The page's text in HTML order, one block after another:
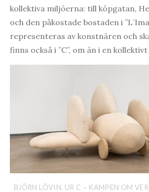
kollektiva miljöerna: till köpgatan,
och den påkostade bostaden i
representeras av konstnären och
finns också i ”C”, om än i en
BJÖRN LÖVIN, UR C – KAMPEN OM